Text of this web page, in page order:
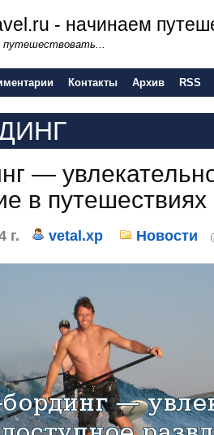
- начинаем
Контакты Архив RSS
—
в путешествиях
г. vetal.xp Новости